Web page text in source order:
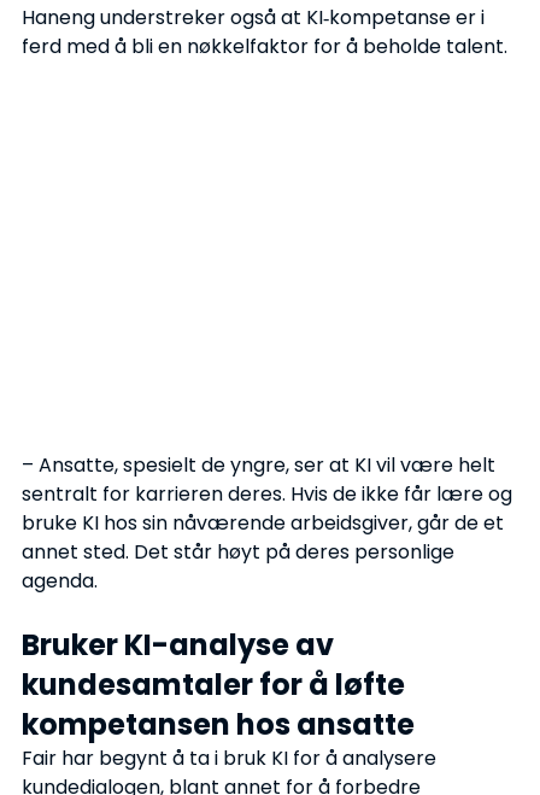
Haneng understreker også at KI‑kompetanse er i
ferd med å bli en nøkkelfaktor for å beholde talent.
– Ansatte, spesielt de yngre, ser at KI vil være helt
sentralt for karrieren deres. Hvis de ikke får lære og
bruke KI hos sin nåværende arbeidsgiver, går de et
annet sted. Det står høyt på deres personlige
agenda.
Bruker KI-analyse av
kundesamtaler for å løfte
kompetansen hos ansatte
Fair har begynt å ta i bruk KI for å analysere
kundedialogen, blant annet for å forbedre